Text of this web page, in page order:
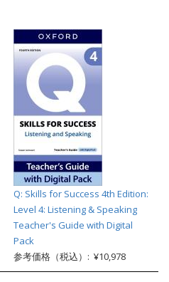
Q: Skills for Success 4th Edition:
Level 4: Listening & Speaking
Teacher's Guide with Digital
Pack
参考価格（税込）: ¥10,978